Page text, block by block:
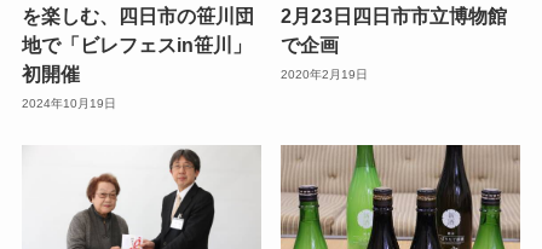
を楽しむ、四日市の笹川団
地で「ビレフェスin笹川」
初開催
2024年10月19日
2月23日四日市市立博物館
で企画
2020年2月19日